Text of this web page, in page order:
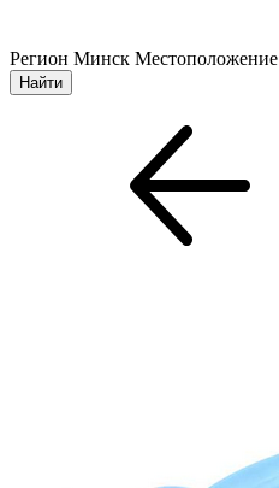
Регион Минск Местоположение